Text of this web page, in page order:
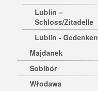
Lublin –
Schloss/Zitadelle
Lublin - Gedenken
Majdanek
Sobibór
Włodawa